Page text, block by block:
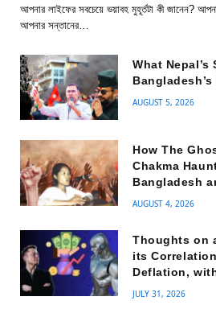
আপনার লাইফের সবচেয়ে ভয়াবহ মুহূর্তটা কী জানেন?
আপনার সন্তানের…
What
AUGUST 5, 2026
How The
Chakma
Bangladesh
AUGUST 4, 2026
Thoughts on
its
Deflation,
JULY 31, 2026